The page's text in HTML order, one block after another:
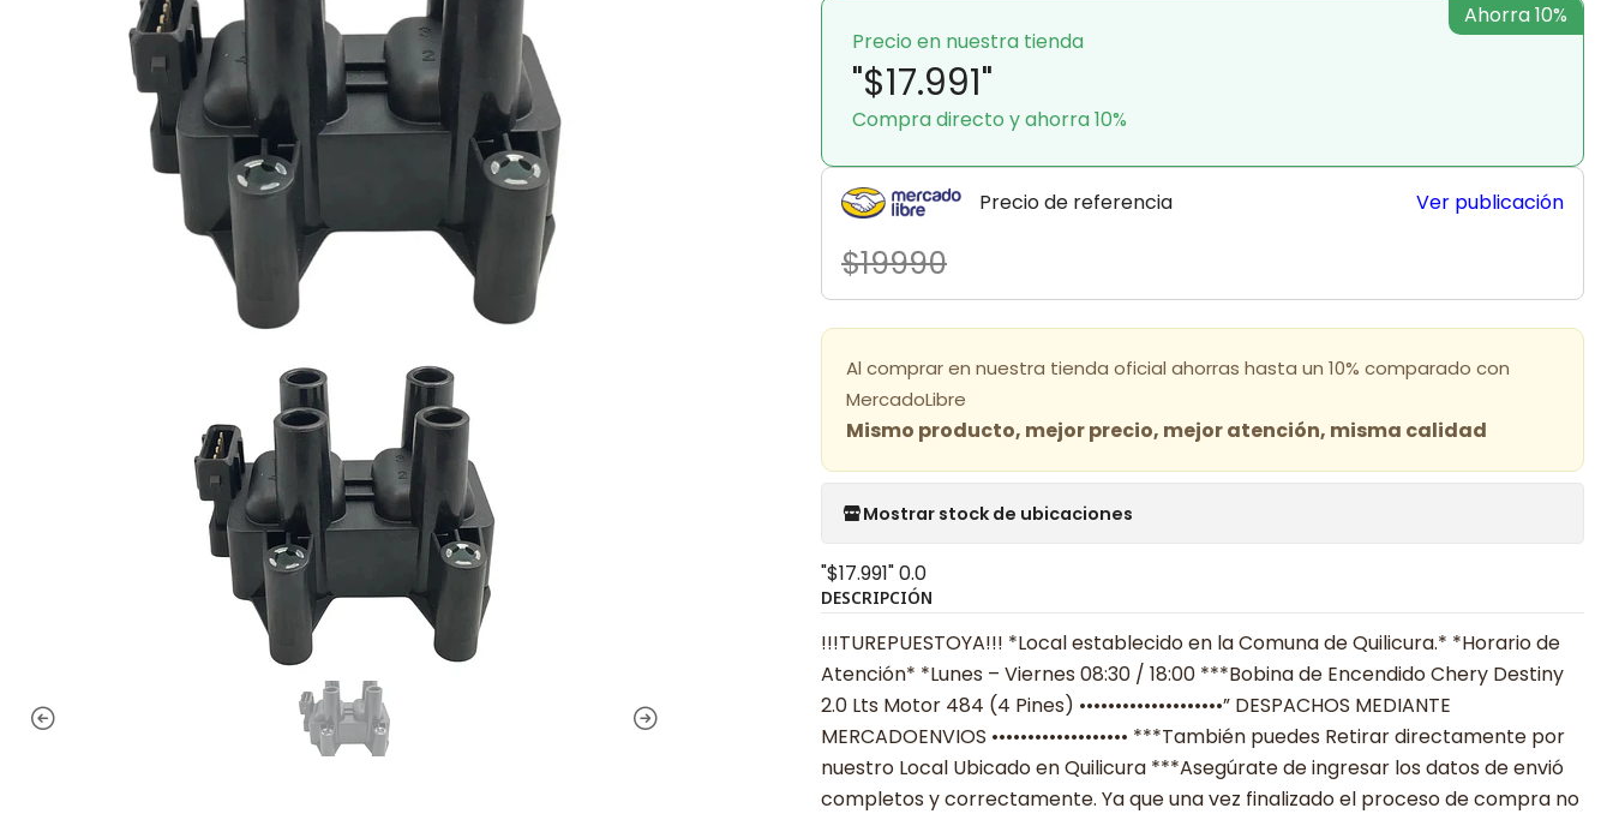
Precio en nuestra tienda
"$17.991"
Compra directo y ahorra 10%
Ahorra 10%
Precio de referencia
$19990
Ver publicación
Al comprar en nuestra tienda oficial ahorras hasta un 10% comparado con
MercadoLibre
Mismo producto, mejor precio, mejor atención, misma calidad
Mostrar stock de ubicaciones
"$17.991"0.0
DESCRIPCIÓN
!!!TUREPUESTOYA!!! *Local establecido en la Comuna de Quilicura.* *Horario de
Atención* *Lunes – Viernes 08:30 / 18:00 ***Bobina de Encendido Chery Destiny
2.0 Lts Motor 484 (4 Pines) ••••••••••••••••••••” DESPACHOS MEDIANTE
MERCADOENVIOS ••••••••••••••••••• ***También puedes Retirar directamente por
nuestro Local Ubicado en Quilicura ***Asegúrate de ingresar los datos de envió
completos y correctamente. Ya que una vez finalizado el proceso de compra no